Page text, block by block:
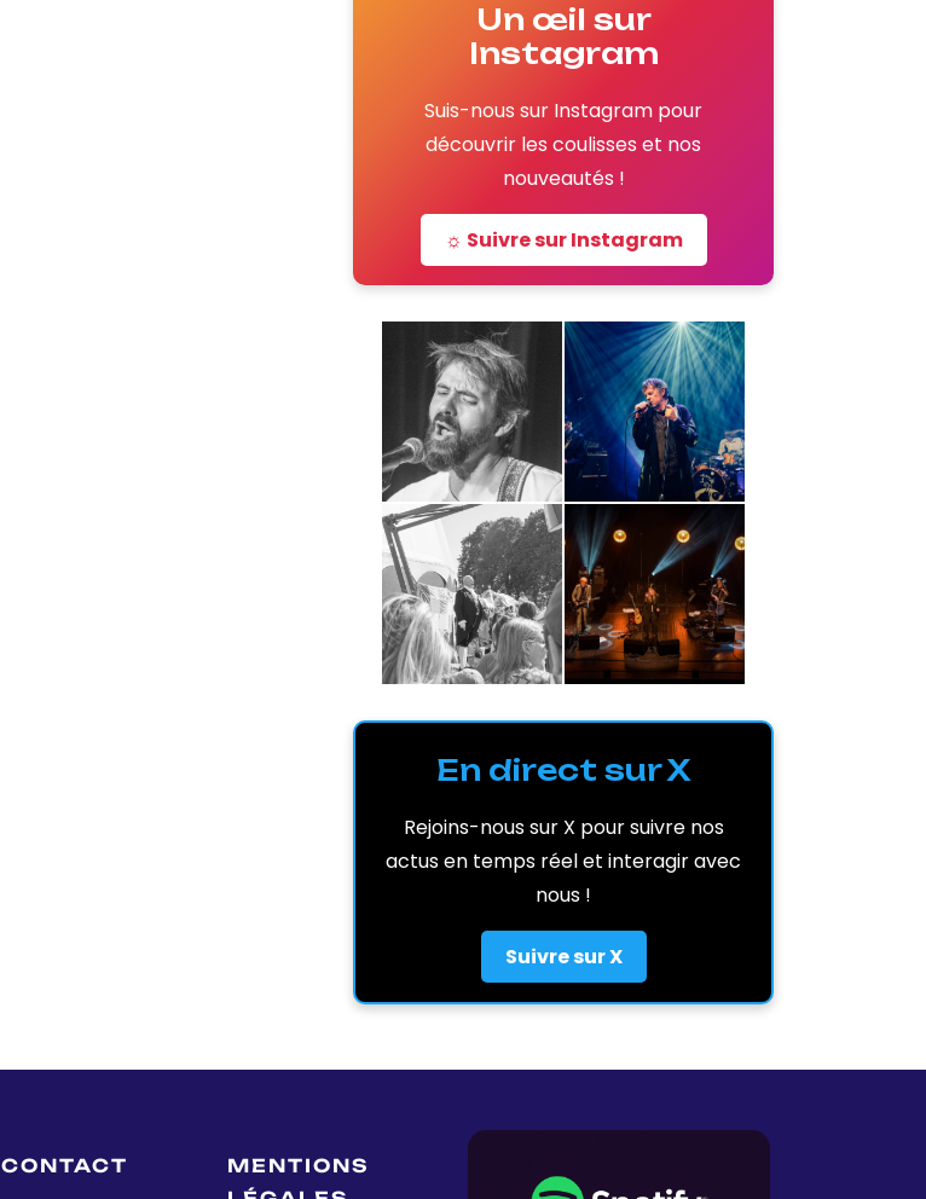
Un œil sur
Instagram
Suis-nous sur Instagram pour
découvrir les coulisses et nos
nouveautés !
☼ Suivre sur Instagram
En direct sur X
Rejoins-nous sur X pour suivre nos
actus en temps réel et interagir avec
nous !
Suivre sur X
CONTACT
MENTIONS